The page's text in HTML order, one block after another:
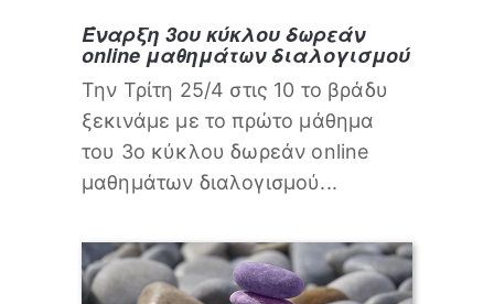
Έναρξη 3ου κύκλου δωρεάν
online μαθημάτων διαλογισμού
Την Τρίτη 25/4 στις 10 το βράδυ
ξεκινάμε με το πρώτο μάθημα
του 3ο κύκλου δωρεάν online
μαθημάτων διαλογισμού...